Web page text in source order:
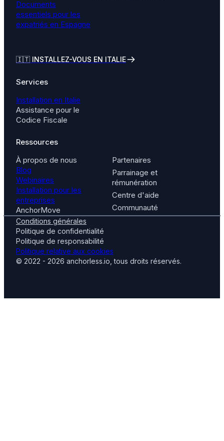
Documents
essentiels pour les
expatriés en Espagne
🇮🇹 INSTALLEZ-VOUS EN ITALIE
Services
Installation en Italie
Assistance pour le
Codice Fiscale
Ressources
À propos de nous
Blog
Webinaires
Installation pour les
entreprises
AnchorMove
Partenaires
Parrainage et
rémunération
Centre d'aide
Communauté
Conditions générales
Politique de confidentialité
Politique de responsabilité
Politique relative aux cookies
© 2022 - 2026 anchorless.io, tous droits réservés.